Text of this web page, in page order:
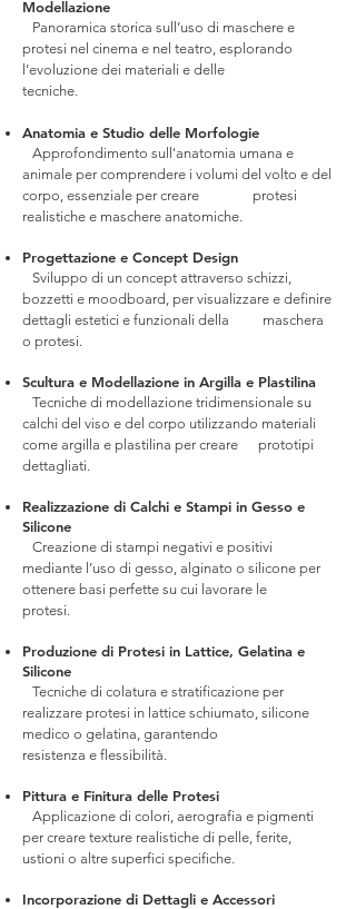
Modellazione
Panoramica storica sull’uso di maschere e
protesi nel cinema e nel teatro, esplorando
l’evoluzione dei materiali e delle
tecniche.
Anatomia e Studio delle Morfologie
Approfondimento sull'anatomia umana e
animale per comprendere i volumi del volto e del
corpo, essenziale per creare protesi
realistiche e maschere anatomiche.
Progettazione e Concept Design
Sviluppo di un concept attraverso schizzi,
bozzetti e moodboard, per visualizzare e definire
dettagli estetici e funzionali della maschera
o protesi.
Scultura e Modellazione in Argilla e Plastilina
Tecniche di modellazione tridimensionale su
calchi del viso e del corpo utilizzando materiali
come argilla e plastilina per creare prototipi
dettagliati.
Realizzazione di Calchi e Stampi in Gesso e
Silicone
Creazione di stampi negativi e positivi
mediante l’uso di gesso, alginato o silicone per
ottenere basi perfette su cui lavorare le
protesi.
Produzione di Protesi in Lattice, Gelatina e
Silicone
Tecniche di colatura e stratificazione per
realizzare protesi in lattice schiumato, silicone
medico o gelatina, garantendo
resistenza e flessibilità.
Pittura e Finitura delle Protesi
Applicazione di colori, aerografia e pigmenti
per creare texture realistiche di pelle, ferite,
ustioni o altre superfici specifiche.
Incorporazione di Dettagli e Accessori